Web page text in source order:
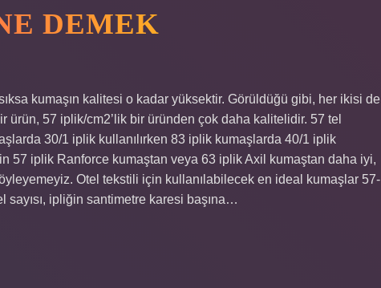
DEMEK
kumaşın kalitesi o kadar yüksektir. Görüldüğü gibi, her ikisi de
ürün, 57 iplik/cm2’lik bir üründen çok daha kalitelidir. 57 tel
30/1 iplik kullanılırken 83 iplik kumaşlarda 40/1 iplik
57 iplik Ranforce kumaştan veya 63 iplik Axil kumaştan daha iyi,
Otel tekstili için kullanılabilecek en ideal kumaşlar 57-
ipliğin santimetre karesi başına…